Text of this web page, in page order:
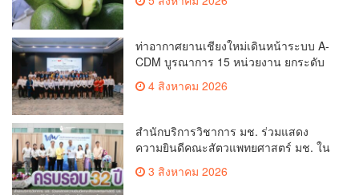
เที่ยวเชิงเกษตร
ท่าอากาศยานเชียงใหม่เดินหน้าระบบ A-
CDM บูรณาการ 15 หน่วยงาน ยกระดับ
การบริหารเที่ยวบินและบริการผู้โดยสาร
4 สิงหาคม 2026
สำนักบริการวิชาการ มช. ร่วมแสดง
ความยินดีคณะสัตวแพทยศาสตร์ มช. ใน
โอกาสครบรอบ 32 ปี พร้อมร่วมพิธีทอด
ผ้าป่าสมทบทุนโรงพยาบาลช้าง
3 สิงหาคม 2026